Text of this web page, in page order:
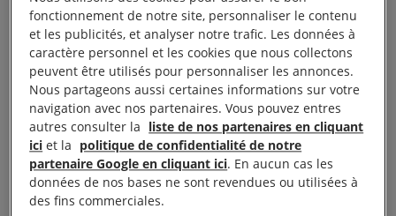
Elles ont ainsi tué, violé et torturé en toute impunité
des milliers de personnes.
Les personnes renvoyées de force encourent donc
des risques importants pour leur vie et leur sécurité.
Ceci d’autant plus qu’elles sont systématiquement
interrogées par les agents de sécurité à leur retour,
et sont susceptibles d’être torturées et détenues
fonctionnement de notre site, personnaliser le contenu
et les publicités, et analyser notre trafic. Les données à
caractère personnel et les cookies que nous collectons
peuvent être utilisés pour personnaliser les annonces.
Nous partageons aussi certaines informations sur votre
navigation avec nos partenaires. Vous pouvez entres
autres consulter la liste de nos partenaires en cliquant
ici et la politique de confidentialité de notre
partenaire Google en cliquant ici. En aucun cas les
données de nos bases ne sont revendues ou utilisées à
des fins commerciales.